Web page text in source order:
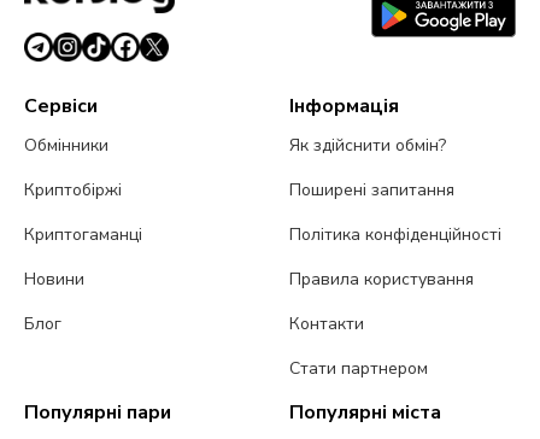
Сервіси
Обмінники
Криптобіржі
Криптогаманці
Новини
Блог
Інформація
Як здійснити обмін?
Поширені запитання
Політика конфіденційності
Правила користування
Контакти
Стати партнером
Популярні пари Популярні міста